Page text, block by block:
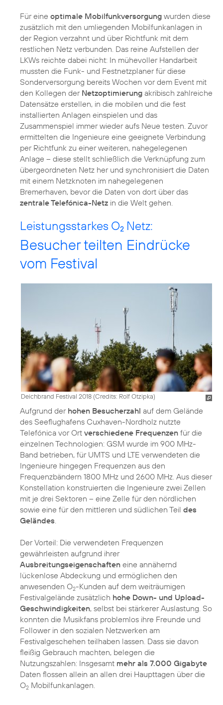
Für eine optimale Mobilfunkversorgung wurden diese
zusätzlich mit den umliegenden Mobilfunkanlagen in
der Region verzahnt und über Richtfunk mit dem
restlichen Netz verbunden. Das reine Aufstellen der
LKWs reichte dabei nicht: In mühevoller Handarbeit
mussten die Funk- und Festnetzplaner für diese
Sonderversorgung bereits Wochen vor dem Event mit
den Kollegen der Netzoptimierung akribisch zahlreiche
Datensätze erstellen, in die mobilen und die fest
installierten Anlagen einspielen und das
Zusammenspiel immer wieder aufs Neue testen. Zuvor
ermittelten die Ingenieure eine geeignete Verbindung
per Richtfunk zu einer weiteren, nahegelegenen
Anlage – diese stellt schließlich die Verknüpfung zum
übergeordneten Netz her und synchronisiert die Daten
mit einem Netzknoten im nahegelegenen
Bremerhaven, bevor die Daten von dort über das
zentrale Telefónica-Netz in die Welt gehen.
Leistungsstarkes O2 Netz:
Besucher teilten Eindrücke
vom Festival
Deichbrand Festival 2018 (Credits: Rolf Otzipka)
Aufgrund der hohen Besucherzahl auf dem Gelände
des Seeflughafens Cuxhaven-Nordholz nutzte
Telefónica vor Ort verschiedene Frequenzen für die
einzelnen Technologien: GSM wurde im 900 MHz-
Band betrieben, für UMTS und LTE verwendeten die
Ingenieure hingegen Frequenzen aus den
Frequenzbändern 1800 MHz und 2600 MHz. Aus dieser
Konstellation konstruierten die Ingenieure zwei Zellen
mit je drei Sektoren – eine Zelle für den nördlichen
sowie eine für den mittleren und südlichen Teil des
Geländes
Der Vorteil: Die verwendeten Frequenzen
gewährleisten aufgrund ihrer
Ausbreitungseigenschaften eine annähernd
lückenlose Abdeckung und ermöglichen den
anwesenden O2-Kunden auf dem weiträumigen
Festivalgelände zusätzlich hohe Down- und Upload-
Geschwindigkeiten, selbst bei stärkerer Auslastung. So
konnten die Musikfans problemlos ihre Freunde und
Follower in den sozialen Netzwerken am
Festivalgeschehen teilhaben lassen. Dass sie davon
fleißig Gebrauch machten, belegen die
Nutzungszahlen: Insgesamt mehr als 7.000 Gigabyte
Daten flossen allein an allen drei Haupttagen über die
O2 Mobilfunkanlagen.